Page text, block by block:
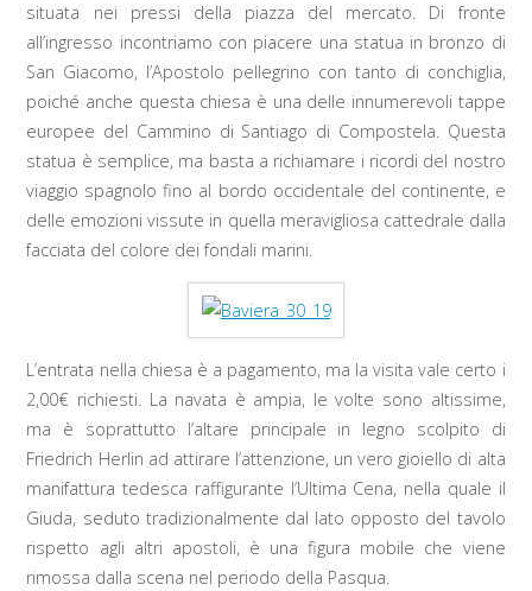
situata nei pressi della piazza del mercato. Di fronte
all’ingresso incontriamo con piacere una statua in bronzo di
San Giacomo, l’Apostolo pellegrino con tanto di conchiglia,
poiché anche questa chiesa è una delle innumerevoli tappe
europee del Cammino di Santiago di Compostela. Questa
statua è semplice, ma basta a richiamare i ricordi del nostro
viaggio spagnolo fino al bordo occidentale del continente, e
delle emozioni vissute in quella meravigliosa cattedrale dalla
facciata del colore dei fondali marini.
L’entrata nella chiesa è a pagamento, ma la visita vale certo i
2,00€ richiesti. La navata è ampia, le volte sono altissime,
ma è soprattutto l’altare principale in legno scolpito di
Friedrich Herlin ad attirare l’attenzione, un vero gioiello di alta
manifattura tedesca raffigurante l’Ultima Cena, nella quale il
Giuda, seduto tradizionalmente dal lato opposto del tavolo
rispetto agli altri apostoli, è una figura mobile che viene
rimossa dalla scena nel periodo della Pasqua.